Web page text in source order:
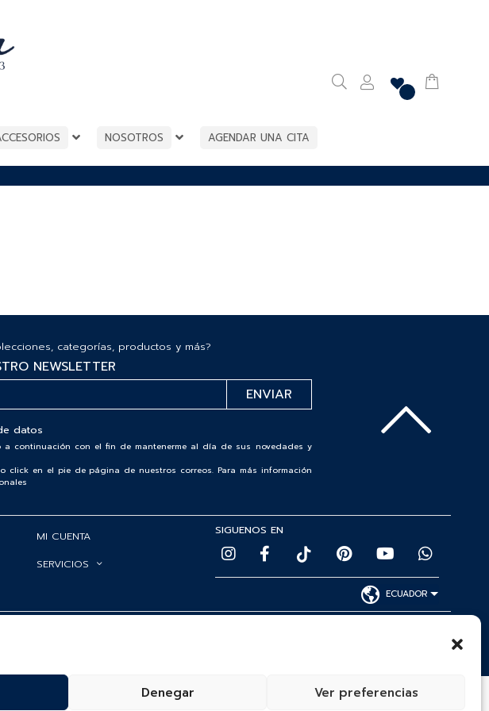
Denegar Ver preferencias
NOSOTROS AGENDAR UNA CITA
categorías, productos y más?
NEWSLETTER
datos
continuación con el fin de mantenerme al día de sus novedades y
en el pie de página de nuestros correos. Para más información
MI CUENTA
SERVICIOS
SIGUENOS EN
ECUADOR